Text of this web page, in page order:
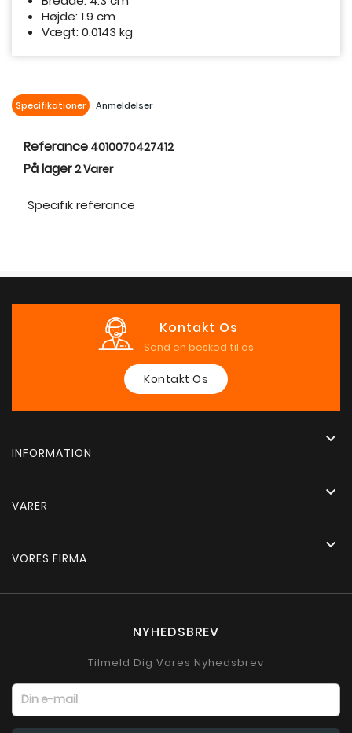
Højde: 1.9 cm
Vægt: 0.0143 kg
Specifikationer Anmeldelser
Referance 4010070427412
På lager2 Varer
Specifik referance
Kontakt Os
Send en besked til os
Kontakt Os
INFORMATION

VARER

VORES FIRMA

NYHEDSBREV
Tilmeld Dig Vores Nyhedsbrev